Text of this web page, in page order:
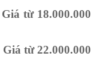
Giá từ 18.000.000
Giá từ 22.000.000